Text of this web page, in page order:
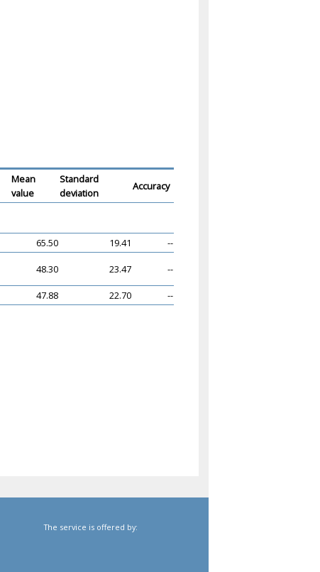
Mean
value
Standard
deviation
Accuracy
65.50 19.41
--
48.30 23.47 --
47.88 22.70 --
The service is offered by: